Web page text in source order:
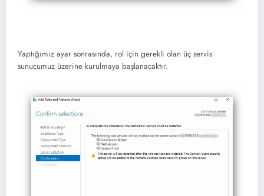
Yaptığımız ayar sonrasında, rol için gerekli olan üç servis
sunucumuz üzerine kurulmaya başlanacaktır.